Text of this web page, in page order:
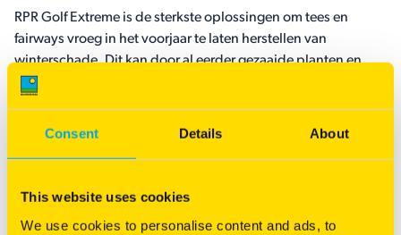
Consent Details About
This website uses cookies
We use cookies to personalise content and ads, to
RPR Golf Extreme is de sterkste oplossingen om tees en
fairways vroeg in het voorjaar te laten herstellen van
winterschade. Dit kan door al eerder gezaaide planten en
door nieuwe in- of doorzaai. Het is het bovendien het eerste
tot laat in het najaar herstellen van belasting. Kortom, het